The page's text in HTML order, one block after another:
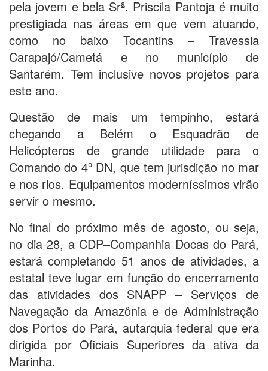
pela jovem e bela Srª. Priscila Pantoja é muito
prestigiada nas áreas em que vem atuando,
como no baixo Tocantins – Travessia
Carapajó/Cametá e no município de
Santarém. Tem inclusive novos projetos para
este ano.
Questão de mais um tempinho, estará
chegando a Belém o Esquadrão de
Helicópteros de grande utilidade para o
Comando do 4º DN, que tem jurisdição no mar
e nos rios. Equipamentos moderníssimos virão
servir o mesmo.
No final do próximo mês de agosto, ou seja,
no dia 28, a CDP–Companhia Docas do Pará,
estará completando 51 anos de atividades, a
estatal teve lugar em função do encerramento
das atividades dos SNAPP – Serviços de
Navegação da Amazônia e de Administração
dos Portos do Pará, autarquia federal que era
dirigida por Oficiais Superiores da ativa da
Marinha.